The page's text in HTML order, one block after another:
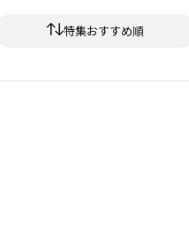
特集おすすめ順